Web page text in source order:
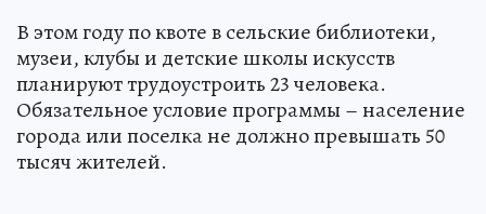
В этом году по квоте в сельские библиотеки,
музеи, клубы и детские школы искусств
планируют трудоустроить 23 человека.
Обязательное условие программы – население
города или поселка не должно превышать 50
тысяч жителей.